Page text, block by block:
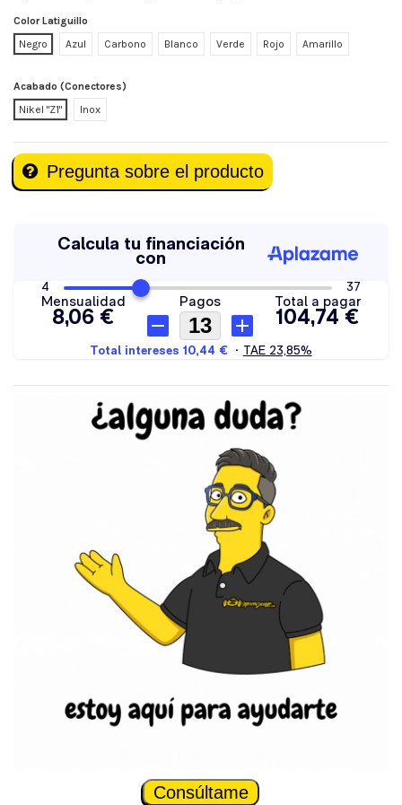
Color Latiguillo
Negro
Azul Carbono Blanco Verde Rojo Amarillo
Acabado (Conectores)
Nikel "Z1"
Inox
Pregunta sobre el producto
Consúltame